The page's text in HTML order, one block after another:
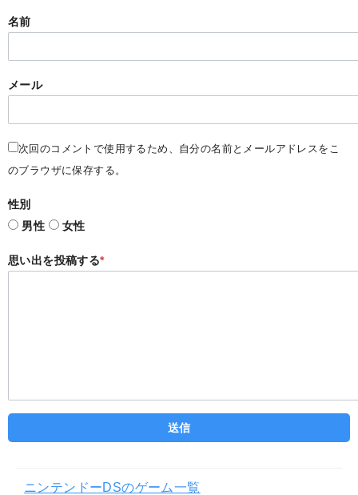
名前
メール
次回のコメントで使用するため、自分の名前とメールアドレスをこ
のブラウザに保存する。
性別
男性
女性
思い出を投稿する*
ニンテンドーDSのゲーム一覧